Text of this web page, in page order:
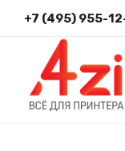
+7 (495) 955-